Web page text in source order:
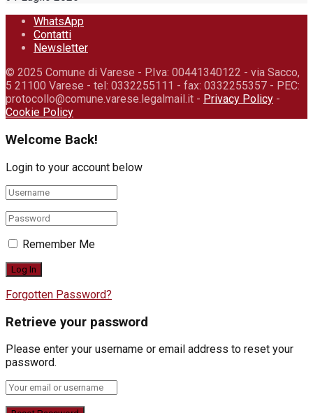
WhatsApp
Contatti
Newsletter
© 2025 Comune di Varese - P.Iva: 00441340122 - via Sacco,
5 21100 Varese - tel: 0332255111 - fax: 0332255357 - PEC:
protocollo@comune.varese.legalmail.it - Privacy Policy -
Cookie Policy
Welcome Back!
Login to your account below
Remember Me
Forgotten Password?
Retrieve your password
Please enter your username or email address to reset your
password.